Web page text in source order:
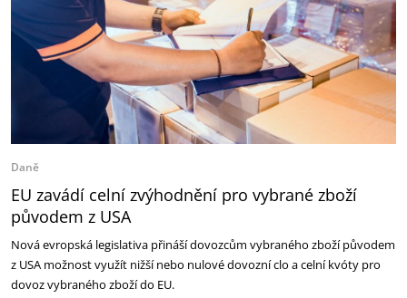
Daně
EU zavádí celní zvýhodnění pro vybrané zboží
původem z USA
Nová evropská legislativa přináší dovozcům vybraného zboží původem
z USA možnost využít nižší nebo nulové dovozní clo a celní kvóty pro
dovoz vybraného zboží do EU.